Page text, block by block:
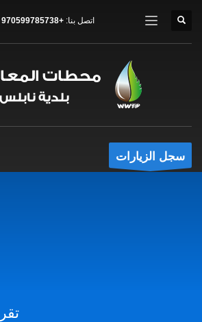
اتصل بنا: +970599785738
سجل الزيارات